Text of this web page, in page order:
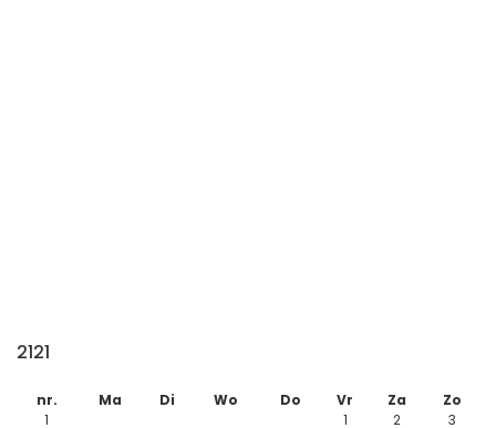
2121
nr. Ma Di Wo Do Vr Za
Zo
1
1 2
3